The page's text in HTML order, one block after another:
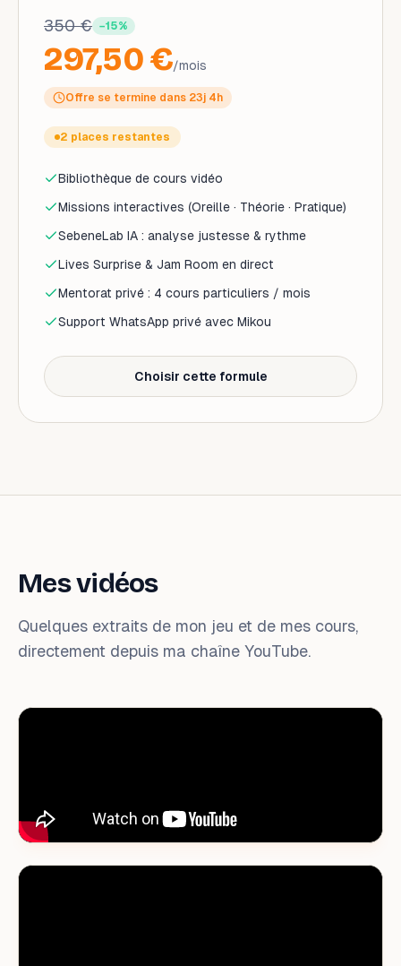
350 € −15%
297,50 €/mois
Offre se termine dans 23j 4h
2 places restantes
Bibliothèque de cours vidéo
Missions interactives (Oreille · Théorie · Pratique)
SebeneLab IA : analyse justesse & rythme
Lives Surprise & Jam Room en direct
Mentorat privé : 4 cours particuliers / mois
Support WhatsApp privé avec Mikou
Choisir cette formule
Mes vidéos
Quelques extraits de mon jeu et de mes cours,
directement depuis ma chaîne YouTube.